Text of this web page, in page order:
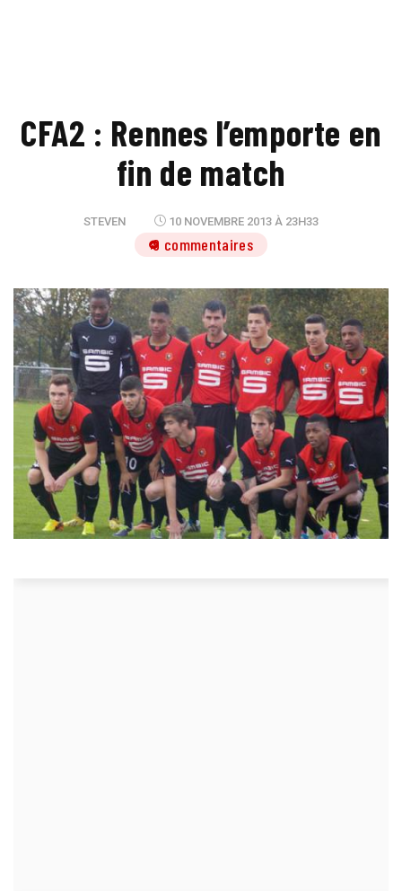
CFA2 : Rennes l’emporte en
fin de match
STEVEN 10 NOVEMBRE 2013 À 23H33
9 commentaires